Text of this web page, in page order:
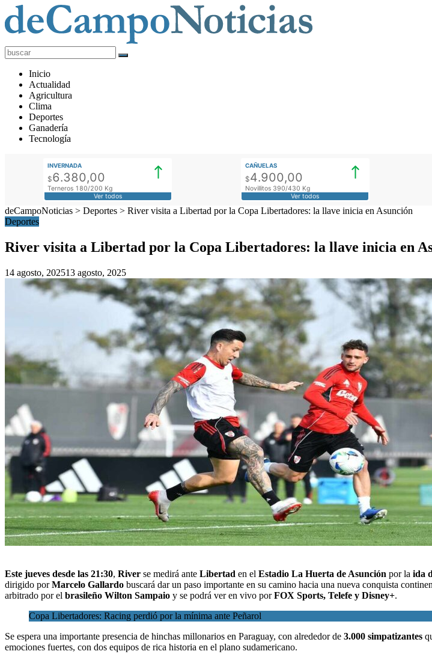
deCampoNoticias
Actualidad
Agropecuaria
Inicio
Actualidad
Agricultura
Clima
Deportes
Ganadería
Tecnología
INVERNADA
$6.380,00
Terneros 180/200 Kg
Ver todos
CAÑUELAS
$4.900,00
Novillitos 390/430 Kg
Ver todos
deCampoNoticias > Deportes > River visita a Libertad por la Copa Libertadores: la llave inicia en Asunción
Deportes
River visita a Libertad por la Copa Libertadores: la llave inicia en
14 agosto, 202513 agosto, 2025
Este jueves desde las 21:30, River se medirá ante Libertad en el Estadio La Huerta de Asunción por la ida
dirigido porMarcelo Gallardo buscará dar un paso importante en su camino hacia una nueva conquista
arbitrado por el brasileño Wilton Sampaio y se podrá ver en vivo porFOX Sports, Telefe y Disney+.
Copa Libertadores: Racing perdió por la mínima ante Peñarol
Se espera una importante presencia de hinchas millonarios en Paraguay, con alrededor de 3.000 simpatizantes
emociones fuertes, con dos equipos de rica historia en el plano sudamericano.